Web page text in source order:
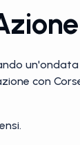
con